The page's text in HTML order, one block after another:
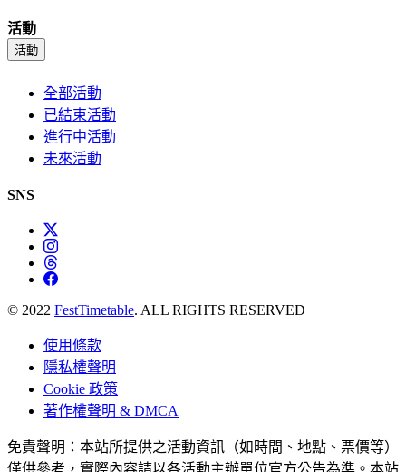
活動
活動
全部活動
已結束活動
進行中活動
未來活動
SNS
© 2022 FestTimetable. ALL RIGHTS RESERVED
使用條款
隱私權聲明
Cookie 政策
著作權聲明 & DMCA
免責聲明：本站所提供之活動資訊（如時間、地點、票價等）